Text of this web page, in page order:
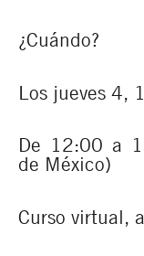
¿Cuándo?
Los jueves 4,
De 12:00 a
de México)
Curso virtual,